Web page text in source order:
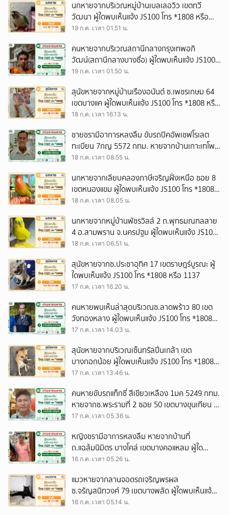
นกหายจากบริเวณหมู่บ้านเบลเลอวิว เขตทวี
วัฒนา ผู้ใดพบเห็นแจ้ง JS100 โทร *1808 หรือ
1137
19 ก.ค. เวลา 01.51 น.
คนหายจากบริเวณสถานีกลางกรุงเทพอภิ
วัฒน์(สถานีกลางบางซื่อ) ผู้ใดพบเห็นแจ้ง JS100
โทร *1808 หรือ 1137
19 ก.ค. เวลา 01.50 น.
สุนัขหายจากหมู่บ้านเรืองอนันต์ ซ.เพชรเกษม 64
เขตบางแค ผู้ใดพบเห็นแจ้ง JS100 โทร *1808 หรือ
1137
18 ก.ค. เวลา 16.13 น.
ชายชรามีอาการหลงลืม ขับรถปิคอัพเชฟโรเลต
ทะเบียน 7กญ 5572 กทม. หายจากบ้านเกาะเทโพ
ต.สะแกกรัง อ.เมือง จ.อุทัยธานี ผู้ใดพบเห็นแจ้ง
18 ก.ค. เวลา 08.55 น.
นกหายจากเลียบคลองภาษีเจริญฝั่งเหนือ ซอย 8
เขตหนองแขม ผู้ใดพบเห็นแจ้ง JS100 โทร *1808
หรือ 1137
18 ก.ค. เวลา 08.05 น.
นกหายจากหมู่บ้านพัชรวิลล์ 2 ถ.พุทธมณฑลสาย
4 อ.สามพราน จ.นครปฐม ผู้ใดพบเห็นแจ้ง JS100
โทร *1808 หรือ 1137
18 ก.ค. เวลา 06.51 น.
สุนัขหายจากซ.ประชาอุทิศ 17 เขตราษฎร์บูรณะ ผู้
ใดพบเห็นแจ้ง JS100 โทร *1808 หรือ 1137
17 ก.ค. เวลา 16.20 น.
คนหายพบเห็นล่าสุดบริเวณซ.ลาดพร้าว 80 เขต
วังทองหลาง ผู้ใดพบเห็นแจ้ง JS100 โทร *1808
หรือ 1137
17 ก.ค. เวลา 14.03 น.
สุนัขหายจากบริเวณเซ็นทรัลปิ่นเกล้า เขต
บางกอกน้อย ผู้ใดพบเห็นแจ้ง JS100 โทร *1808
หรือ 1137
17 ก.ค. เวลา 13.46 น.
คนหายขับรถแท็กซี่ สีเขียวเหลือง 1มค 5249 กทม.
หายจากซ.พระรามที่ 2 ซอย 50 เขตบางขุนเทียน ผู้
ใดพบเห็นแจ้ง JS100 โทร *1808 หรือ 1137
17 ก.ค. เวลา 05.36 น.
หญิงชรามีอาการหลงลืม หายจากบ้านที่
ถ.แฉล้มนิมิตร บางโคล่ เขตบางคอแหลม ผู้ใด
พบเห็นแจ้ง JS100 โทร *1808 หรือ 1137
16 ก.ค. เวลา 05.26 น.
แมวหายจากลานจอดรถเจริญพรผล
ซ.จรัญสนิทวงศ์ 79 เขตบางพลัด ผู้ใดพบเห็นแจ้ง
JS100 โทร *1808 หรือ 1137
16 ก.ค. เวลา 05.14 น.